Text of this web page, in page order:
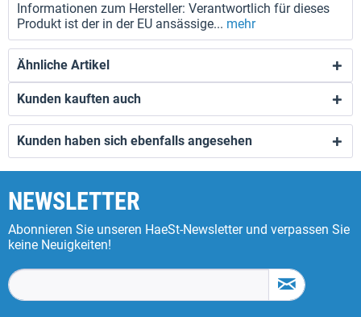
Informationen zum Hersteller: Verantwortlich für dieses
Produkt ist der in der EU ansässige... mehr
Ähnliche Artikel
Kunden kauften auch
Kunden haben sich ebenfalls angesehen
NEWSLETTER
Abonnieren Sie unseren HaeSt-Newsletter und verpassen Sie
keine Neuigkeiten!